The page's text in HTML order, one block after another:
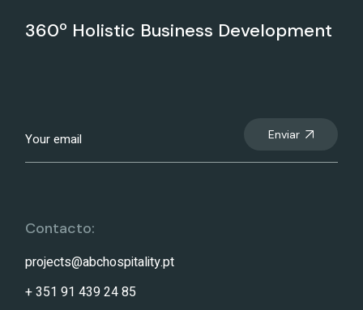
360º Holistic Business Development
Enviar
Contacto:
projects@abchospitality.pt
+ 351 91 439 24 85